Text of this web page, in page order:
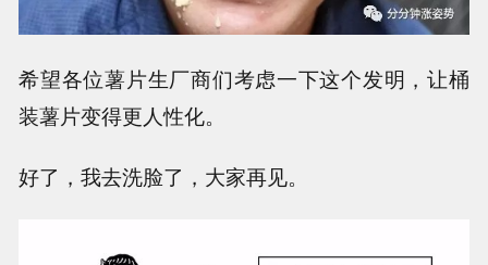
希望各位薯片生厂商们考虑一下这个发明，让桶
装薯片变得更人性化。
好了，我去洗脸了，大家再见。